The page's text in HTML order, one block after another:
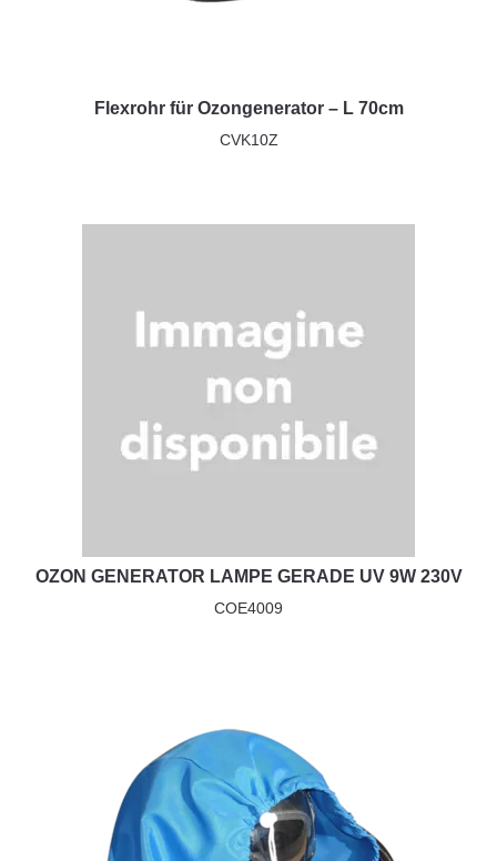
Flexrohr für Ozongenerator – L 70cm
CVK10Z
OZON GENERATOR LAMPE GERADE UV 9W 230V
COE4009